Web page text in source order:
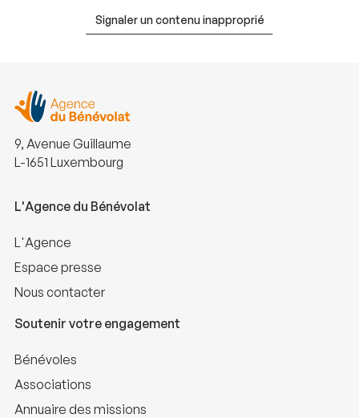
Signaler un contenu inapproprié
9, Avenue Guillaume
L-1651 Luxembourg
L'Agence du Bénévolat
L'Agence
Espace presse
Nous contacter
Soutenir votre engagement
Bénévoles
Associations
Annuaire des missions